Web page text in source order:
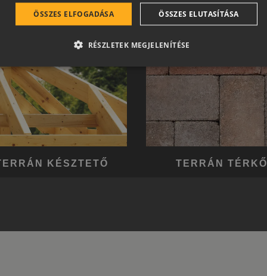
KÉSZTETŐ TERRÁN TÉRKŐ
ÖSSZES ELFOGADÁSA ÖSSZES ELUTASÍTÁSA
RÉSZLETEK MEGJELENÍTÉSE